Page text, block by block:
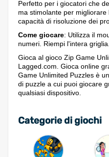
Perfetto per i giocatori che
ma stimolante per
capacità di risoluzione dei
Come giocare: Utilizza il
numeri. Riempi l'intera griglia.
Gioca al gioco Zip Game
Lagged.com. Gioca online
Game Unlimited Puzzles è
di puzzle a cui puoi giocare
qualsiasi dispositivo.
Categorie di giochi